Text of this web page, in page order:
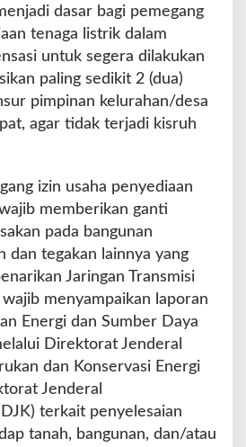
dasar bagi pemegang
tenaga listrik dalam
untuk segera dilakukan
paling sedikit 2 (dua)
pimpinan kelurahan/desa
agar tidak terjadi kisruh
izin usaha penyediaan
memberikan ganti
pada bangunan
dan tegakan lainnya yang
Jaringan Transmisi
menyampaikan laporan
Energi dan Sumber Daya
Direktorat Jenderal
dan Konservasi Energi
Jenderal
terkait penyelesaian
tanah, bangunan, dan/atau